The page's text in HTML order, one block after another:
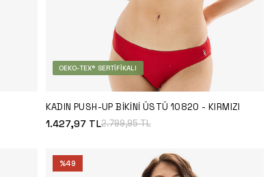
OEKO-TEX® SERTIFIKALI
KADIN PUSH-UP BIKINI ÜSTÜ 10820 - KIRMIZI
1.427,97TL2.799,95TL
%49